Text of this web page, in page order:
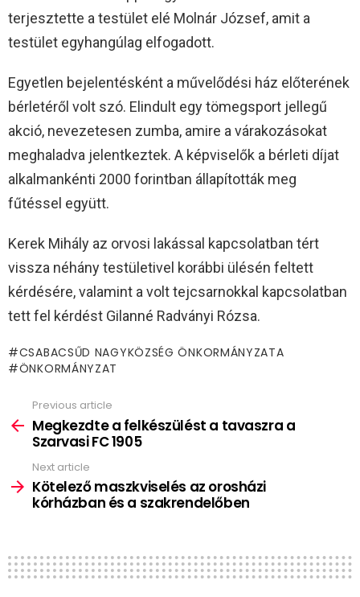
terjesztette a testület elé Molnár József, amit a
testület egyhangúlag elfogadott.
Egyetlen bejelentésként a művelődési ház előterének
bérletéről volt szó. Elindult egy tömegsport jellegű
akció, nevezetesen zumba, amire a várakozásokat
meghaladva jelentkeztek. A képviselők a bérleti díjat
alkalmankénti 2000 forintban állapították meg
fűtéssel együtt.
Kerek Mihály az orvosi lakással kapcsolatban tért
vissza néhány testületivel korábbi ülésén feltett
kérdésére, valamint a volt tejcsarnokkal kapcsolatban
tett fel kérdést Gilanné Radványi Rózsa.
CSABACSŰD NAGYKÖZSÉG ÖNKORMÁNYZATA
ÖNKORMÁNYZAT
more
Previous article
Megkezdte a felkészülést a tavaszra a
Szarvasi FC 1905
Next article
Kötelező maszkviselés az orosházi
kórházban és a szakrendelőben